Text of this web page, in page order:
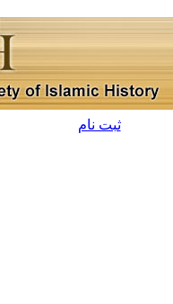
ثبت نام